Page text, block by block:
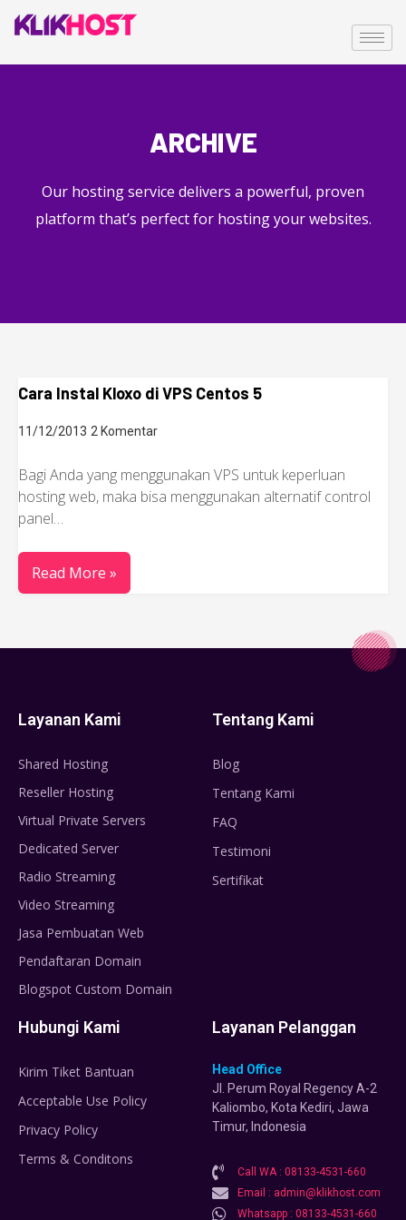
ARCHIVE
Our hosting service delivers a powerful, proven
platform that’s perfect for hosting your websites.
Cara Instal Kloxo di VPS Centos 5
11/12/2013 2 Komentar
Bagi Anda yang menggunakan VPS untuk keperluan
hosting web, maka bisa menggunakan alternatif control
panel…
Read More »
Layanan Kami
Shared Hosting
Reseller Hosting
Virtual Private Servers
Dedicated Server
Radio Streaming
Video Streaming
Jasa Pembuatan Web
Pendaftaran Domain
Blogspot Custom Domain
Tentang Kami
Blog
Tentang Kami
FAQ
Testimoni
Sertifikat
Hubungi Kami
Kirim Tiket Bantuan
Acceptable Use Policy
Privacy Policy
Terms & Conditons
Layanan Pelanggan
Head Office
Jl. Perum Royal Regency A-2
Kaliombo, Kota Kediri, Jawa
Timur, Indonesia
Call WA : 08133-4531-660
Email : admin@klikhost.com
Whatsapp : 08133-4531-660